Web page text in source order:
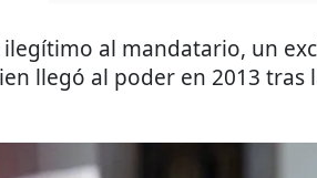
al mandatario, un
llegó al poder en 2013